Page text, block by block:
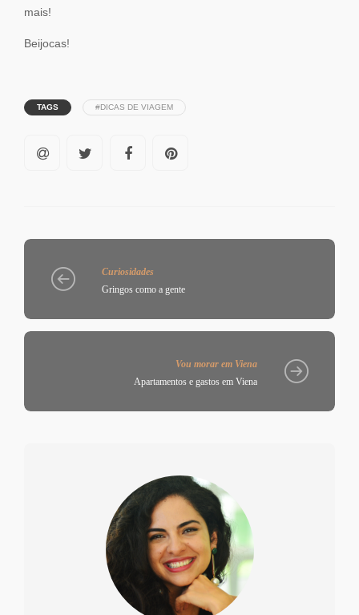
mais!
Beijocas!
TAGS #DICAS DE VIAGEM
Curiosidades
Gringos como a gente
Vou morar em Viena
Apartamentos e gastos em Viena